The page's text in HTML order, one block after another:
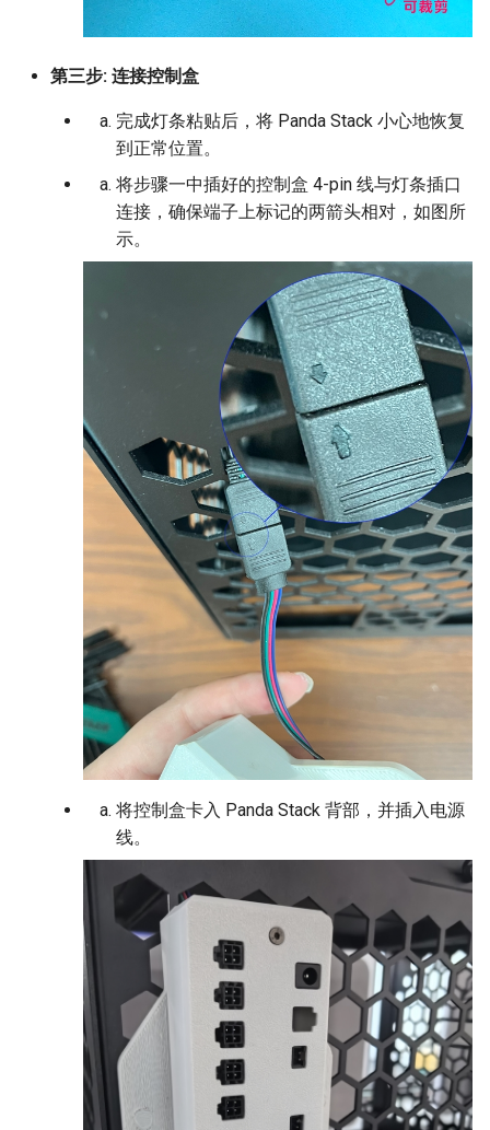
第三步: 连接控制盒
完成灯条粘贴后，将 Panda Stack 小心地恢复
到正常位置。
将步骤一中插好的控制盒 4-pin 线与灯条插口
连接，确保端子上标记的两箭头相对，如图所
示。
将控制盒卡入 Panda Stack 背部，并插入电源
线。